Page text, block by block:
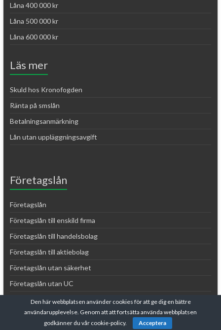
Låna 400 000 kr
Låna 500 000 kr
Låna 600 000 kr
Läs mer
Skuld hos Kronofogden
Ränta på smslån
Betalningsanmärkning
Lån utan uppläggningsavgift
Företagslån
Företagslån
Företagslån till enskild firma
Företagslån till handelsbolag
Företagslån till aktiebolag
Företagslån utan säkerhet
Företagslån utan UC
Företagslån med betalningsanmärkning
Företagslån till nystartat företag
Den här webbplatsen använder cookies för att ge dig en bättre
användarupplevelse. Genom att att fortsätta använda webbplatsen
godkänner du vår cookie-policy.
Acceptera